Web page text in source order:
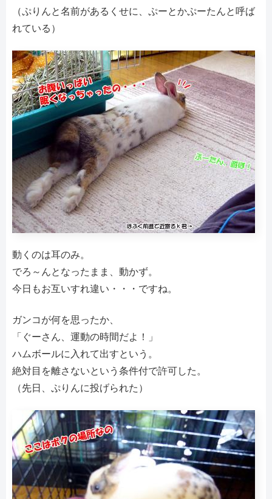
（ぷりんと名前があるくせに、ぷーとかぷーたんと呼ば
れている）
動くのは耳のみ。
でろ～んとなったまま、動かず。
今日もお互いすれ違い・・・ですね。
ガンコが何を思ったか、
「ぐーさん、運動の時間だよ！」
ハムボールに入れて出すという。
絶対目を離さないという条件付で許可した。
（先日、ぷりんに投げられた）